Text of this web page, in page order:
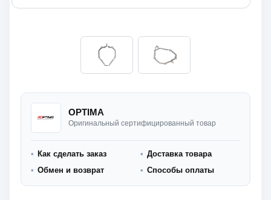
OPTIMA
Оригинальный сертифицированный товар
Как сделать заказ
Доставка товара
Обмен и возврат
Способы оплаты